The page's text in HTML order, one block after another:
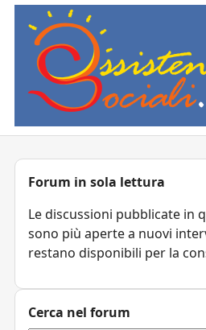
Forum in sola lettura
Le discussioni pubblicate in
sono più aperte a nuovi
restano disponibili per la
Cerca nel forum